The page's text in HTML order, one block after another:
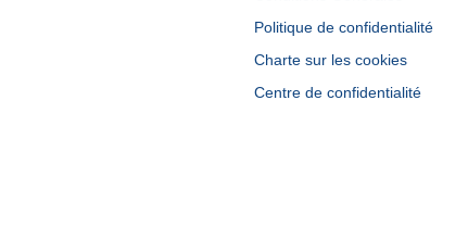
Politique de confidentialité
Charte sur les cookies
Centre de confidentialité